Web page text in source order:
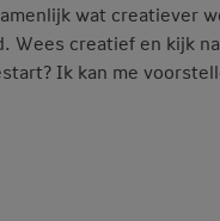
wat creatiever
creatief en kijk
Ik kan me